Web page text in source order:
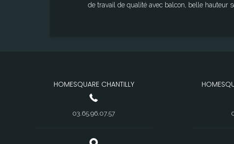
de travail de qualité avec balcon, belle hauteur
HOMESQUARE CHANTILLY
03.65.96.07.57